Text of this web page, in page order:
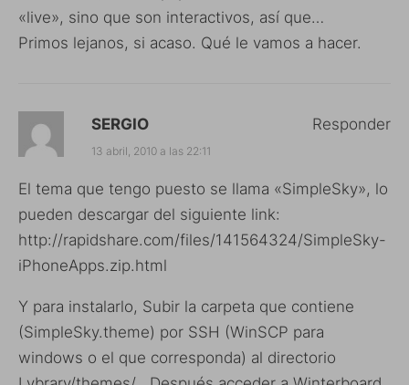
«live», sino que son interactivos, así que…
Primos lejanos, si acaso. Qué le vamos a hacer.
SERGIO
13 abril, 2010 a las 22:11
El tema que tengo puesto se llama «SimpleSky», lo
pueden descargar del siguiente link:
http://rapidshare.com/files/141564324/SimpleSky-
iPhoneApps.zip.html
Y para instalarlo, Subir la carpeta que contiene
(SimpleSky.theme) por SSH (WinSCP para
windows o el que corresponda) al directorio
Responder